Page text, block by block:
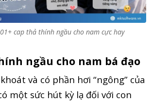
cap thả thính ngầu cho nam cực hay
ngầu cho nam bá đạo
và có phần hơi “ngông” của
một sức hút kỳ lạ đối với con